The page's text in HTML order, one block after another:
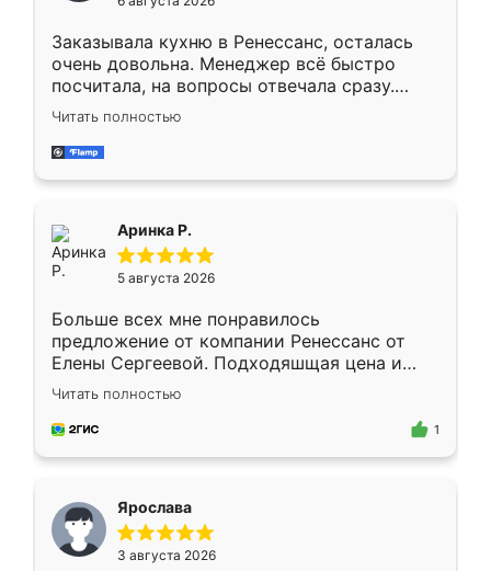
мебели буду заказывать только здесь.
Заказывала кухню в Ренессанс, осталась
очень довольна. Менеджер всё быстро
посчитала, на вопросы отвечала сразу.
Замерщик приехал в субботу, подошёл к
делу со всей ответственностью. Собрали
за день, ребята работали аккуратно, даже
Читать полностью
Аринка Р.
5 августа 2026
Больше всех мне понравилось
предложение от компании Ренессанс от
Елены Сергеевой. Подходяшщая цена и
короткие сроки изготовления. Приехавший
для замера сотрудник Владислав
предложил по моему эскизу самый
Читать полностью
1
Ярослава
3 августа 2026